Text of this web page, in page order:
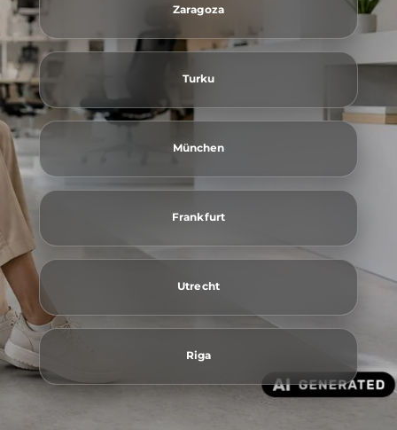
Zaragoza
Turku
München
Frankfurt
Utrecht
Riga